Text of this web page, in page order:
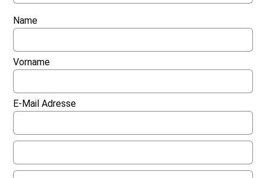
Name
Vorname
E-Mail Adresse